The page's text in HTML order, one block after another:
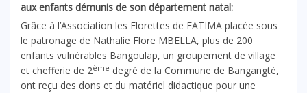
aux enfants démunis de son département natal:
Grâce à l’Association les Florettes de FATIMA placée sous
le patronage de Nathalie Flore MBELLA, plus de 200
enfants vulnérables Bangoulap, un groupement de village
et chefferie de 2ème degré de la Commune de Bangangté,
ont reçu des dons et du matériel didactique pour une